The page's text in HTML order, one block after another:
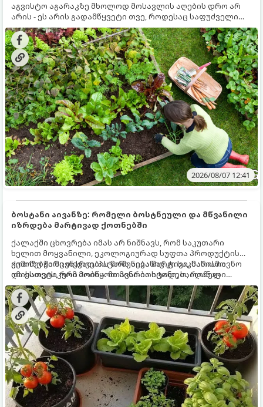
აგვისტო აგარაკზე მხოლოდ მოსავლის აღების დრო არ
არის - ეს არის გადამწყვეტი თვე, როდესაც საფუძველი
ეყრება მომავალი წლის მოსავალს და ბაღი მზადდება
შემოდგომა-ზამთრის სეზონისთვის. იმისათვის, რომ
ნიადაგმა ენერგია აღიდგინოს, ხოლო მცენარეებმა
ზამთარს გაუძლონ, აგვისტოს ბოლომდე 5
მნიშვნელოვანი საქმის გაკეთება უნდა მოასწროთ:
2026/08/07 12:41
ბოსტანი აივანზე: რომელი ბოსტნეული და მწვანილი
იზრდება მარტივად ქოთნებში
ქალაქში ცხოვრება იმას არ ნიშნავს, რომ საკუთარი
ხელით მოყვანილი, ეკოლოგიურად სუფთა პროდუქტის
გემოზე უარი თქვათ. პატარა აივანიც კი საკმარისია
იმისათვის, რომ მოიწყოთ მინი-ბოსტანი, საიდანაც
ყოველდღიურად ახალ, არომატულ მწვანილსა და
ბოსტნეულს მოკრეფთ.
ქოთნებში მცენარეების მოშენება მარტივი, სასიამოვნო
და ესთეტიკური ჰობია. მთავარია იცოდეთ, რომელი
კულტურები ეგუებიან ქოთნის პირობებს ყველაზე კარგად
და როგორ მოუაროთ მათ სწორად.